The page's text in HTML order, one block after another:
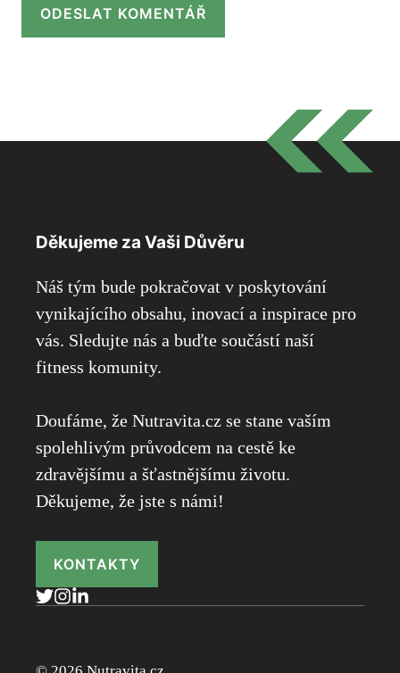
Děkujeme za Vaši Důvěru
Náš tým bude pokračovat v poskytování
vynikajícího obsahu, inovací a inspirace pro
vás. Sledujte nás a buďte součástí naší
fitness komunity.
Doufáme, že Nutravita.cz se stane vaším
spolehlivým průvodcem na cestě ke
zdravějšímu a šťastnějšímu životu.
Děkujeme, že jste s námi!
KONTAKTY